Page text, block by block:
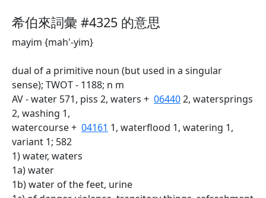
希伯來詞彙 #4325 的意思
mayim {mah'-yim}
dual of a primitive noun (but used in a singular
sense); TWOT - 1188; n m
AV - water 571, piss 2, waters + 064402, watersprings
2, washing 1,
watercourse + 04161 1, waterflood 1, watering 1,
variant 1; 582
1) water, waters
1a) water
1b) water of the feet, urine